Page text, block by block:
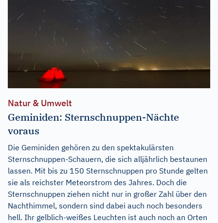
Natur & Umwelt
Geminiden: Sternschnuppen-Nächte
voraus
Die Geminiden gehören zu den spektakulärsten
Sternschnuppen-Schauern, die sich alljährlich bestaunen
lassen. Mit bis zu 150 Sternschnuppen pro Stunde gelten
sie als reichster Meteorstrom des Jahres. Doch die
Sternschnuppen ziehen nicht nur in großer Zahl über den
Nachthimmel, sondern sind dabei auch noch besonders
hell. Ihr gelblich-weißes Leuchten ist auch noch an Orten